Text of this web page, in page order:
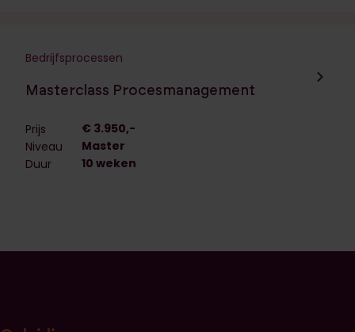
Bedrijfsprocessen
Masterclass Procesmanagement
Prijs
€ 3.950,-
Niveau
Master
Duur
10 weken